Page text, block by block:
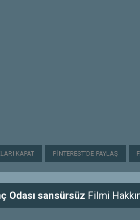
KAPAT PINTEREST'DE PAYLAŞ
Odası sansürsüz Filmi